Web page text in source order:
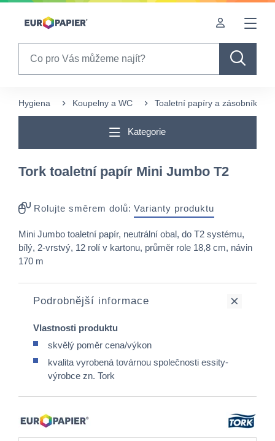
Table Of Content
Pro Vás zajímavé produkty
Hygiena Koupelny a WC Toaletní papíry a zásobníky
Kategorie
Tork toaletní papír Mini Jumbo T2
Rolujte směrem dolů: Varianty produktu
Mini Jumbo toaletní papír, neutrální obal, do T2 systému,
bílý, 2-vrstvý, 12 rolí v kartonu, průměr role 18,8 cm, návin
170 m
Podrobnější informace
Vlastnosti produktu
skvělý poměr cena/výkon
kvalita vyrobená továrnou společnosti essity-
výrobce zn. Tork